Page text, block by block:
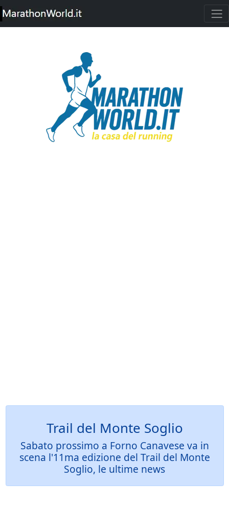
Trail del Monte Soglio
Sabato prossimo a Forno Canavese va in
scena l'11ma edizione del Trail del Monte
Soglio, le ultime news